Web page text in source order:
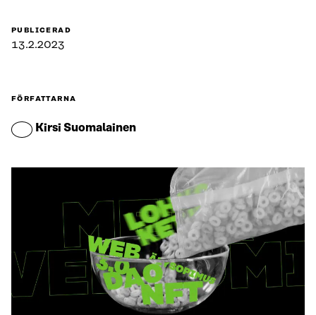
PUBLICERAD
13.2.2023
FÖRFATTARNA
Kirsi Suomalainen